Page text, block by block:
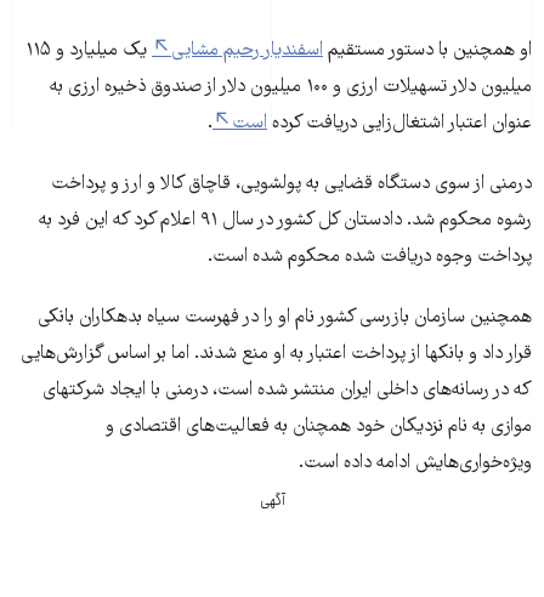
او همچنین با دستور مستقیماسفندیار رحیم مشایی
یک میلیارد و ۱۱۵
میلیون دلار تسهیلات ارزی و ۱۰۰ میلیون دلار از صندوق ذخیره ارزی به
عنوان اعتبار اشتغال‏‌زایی دریافت کردهاست .
درمنی از سوی دستگاه قضایی به پولشویی، قاچاق کالا و ارز و پرداخت
رشوه محکوم شد. دادستان کل کشور در سال ۹۱ اعلام کرد که این فرد به
پرداخت وجوه دریافت شده محکوم شده است.
همچنین سازمان بازرسی کشور نام او را در فهرست سیاه بدهکاران بانکی
قرار داد و بانک‏ها از پرداخت اعتبار به او منع شدند. اما بر اساس گزارش‏‌هایی
که در رسانه‏‌های داخلی ایران منتشر شده است، درمنی با ایجاد شرکت‎های
موازی به نام نزدیکان خود همچنان به فعالیت‌‏های اقتصادی و
ویژه‏‌خواری‏‌هایش ادامه داده است.
آگهی